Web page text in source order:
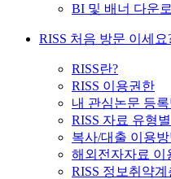
BI 및 배너 다운
RISS 처음 방문 이세요
RISS란?
RISS 이용권한
내 관심논문 등록
RISS 자료 유형
복사/대출 이용방
해외전자자료 이
RISS 정보취약